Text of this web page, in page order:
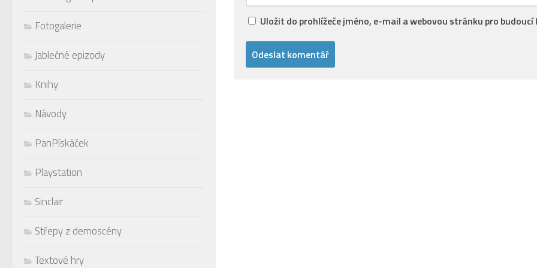
Uložit do prohlížeče jméno, e-mail a webovou stránku pro
Fotogalerie
Jablečné epizody
Knihy
Návody
PanPískáček
Playstation
Sinclair
Střepy z demoscény
Textové hry